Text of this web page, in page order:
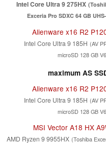
Intel Core Ultra 9 275HX
Exceria Pro SDXC 64 GB
Alienware x16 R2
Intel Core Ultra 9 185H (AV
microSD 128 GB
maximum AS
Alienware x16 R2
Intel Core Ultra 9 185H (AV
microSD 128 GB
MSI Vector A18 HX
AMD Ryzen 9 9955HX (Toshiba